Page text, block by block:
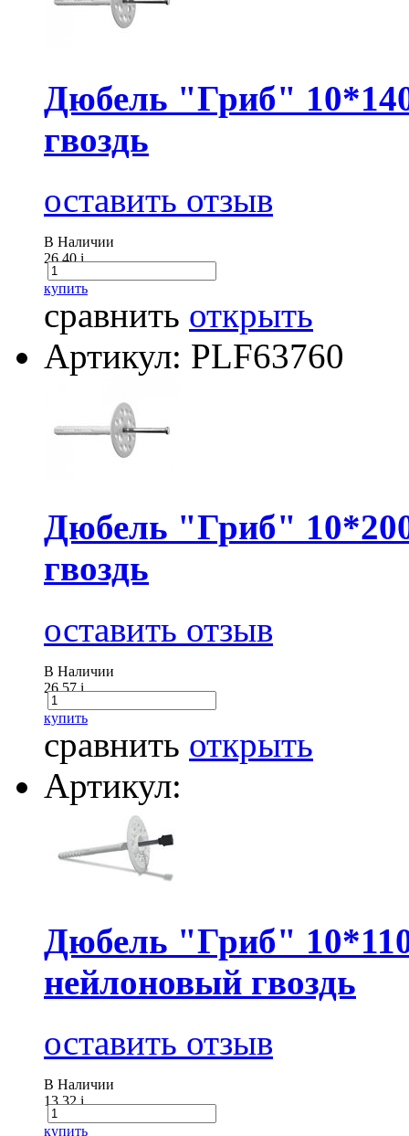
Дюбель "Гриб"
гвоздь
оставить отзыв
В Наличии
26.40i
купить
сравнить открыть
Артикул: PLF63760
Дюбель "Гриб"
гвоздь
оставить отзыв
В Наличии
26.57i
купить
сравнить открыть
Артикул:
Дюбель "Гриб"
нейлоновый гвоздь
оставить отзыв
В Наличии
13.32i
купить